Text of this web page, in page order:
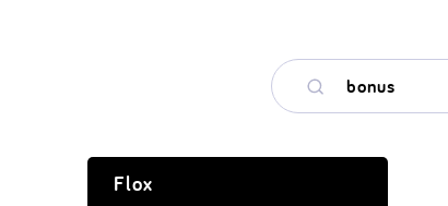
Hľadané
kľúčové
slovo
Flox